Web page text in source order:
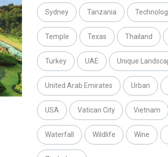
Sydney Tanzania
Temple Texas Thailand
Turkey UAE Unique
United Arab Emirates Urban
USA Vatican City Vietnam
Waterfall Wildlife Wine